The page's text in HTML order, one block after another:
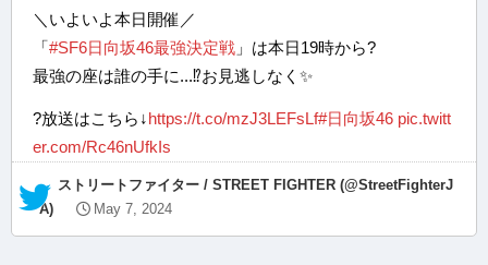
＼いよいよ本日開催／
「#SF6日向坂46最強決定戦 」は本日19時から?
最強の座は誰の手に...⁉お見逃しなく✨
?放送はこちら↓https://t.co/mzJ3LEFsLf#日向坂46 pic.twitt
er.com/Rc46nUfkIs
— ストリートファイター / STREET FIGHTER (@StreetFighterJ
A)
May 7, 2024